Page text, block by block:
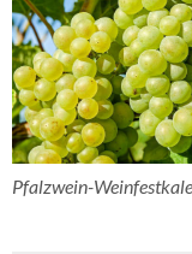
Pfalzwein-